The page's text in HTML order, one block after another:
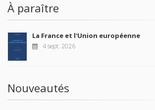
À paraître
La France et l'Union européenne
4 sept. 2026
Nouveautés